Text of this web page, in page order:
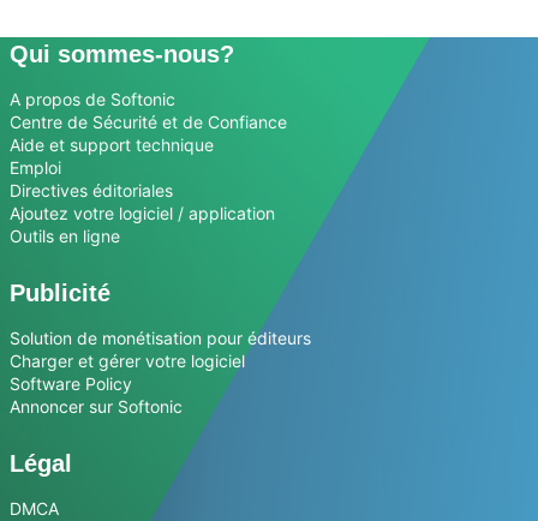
Qui sommes-nous?
A propos de Softonic
Centre de Sécurité et de Confiance
Aide et support technique
Emploi
Directives éditoriales
Ajoutez votre logiciel / application
Outils en ligne
Publicité
Solution de monétisation pour éditeurs
Charger et gérer votre logiciel
Software Policy
Annoncer sur Softonic
Légal
DMCA